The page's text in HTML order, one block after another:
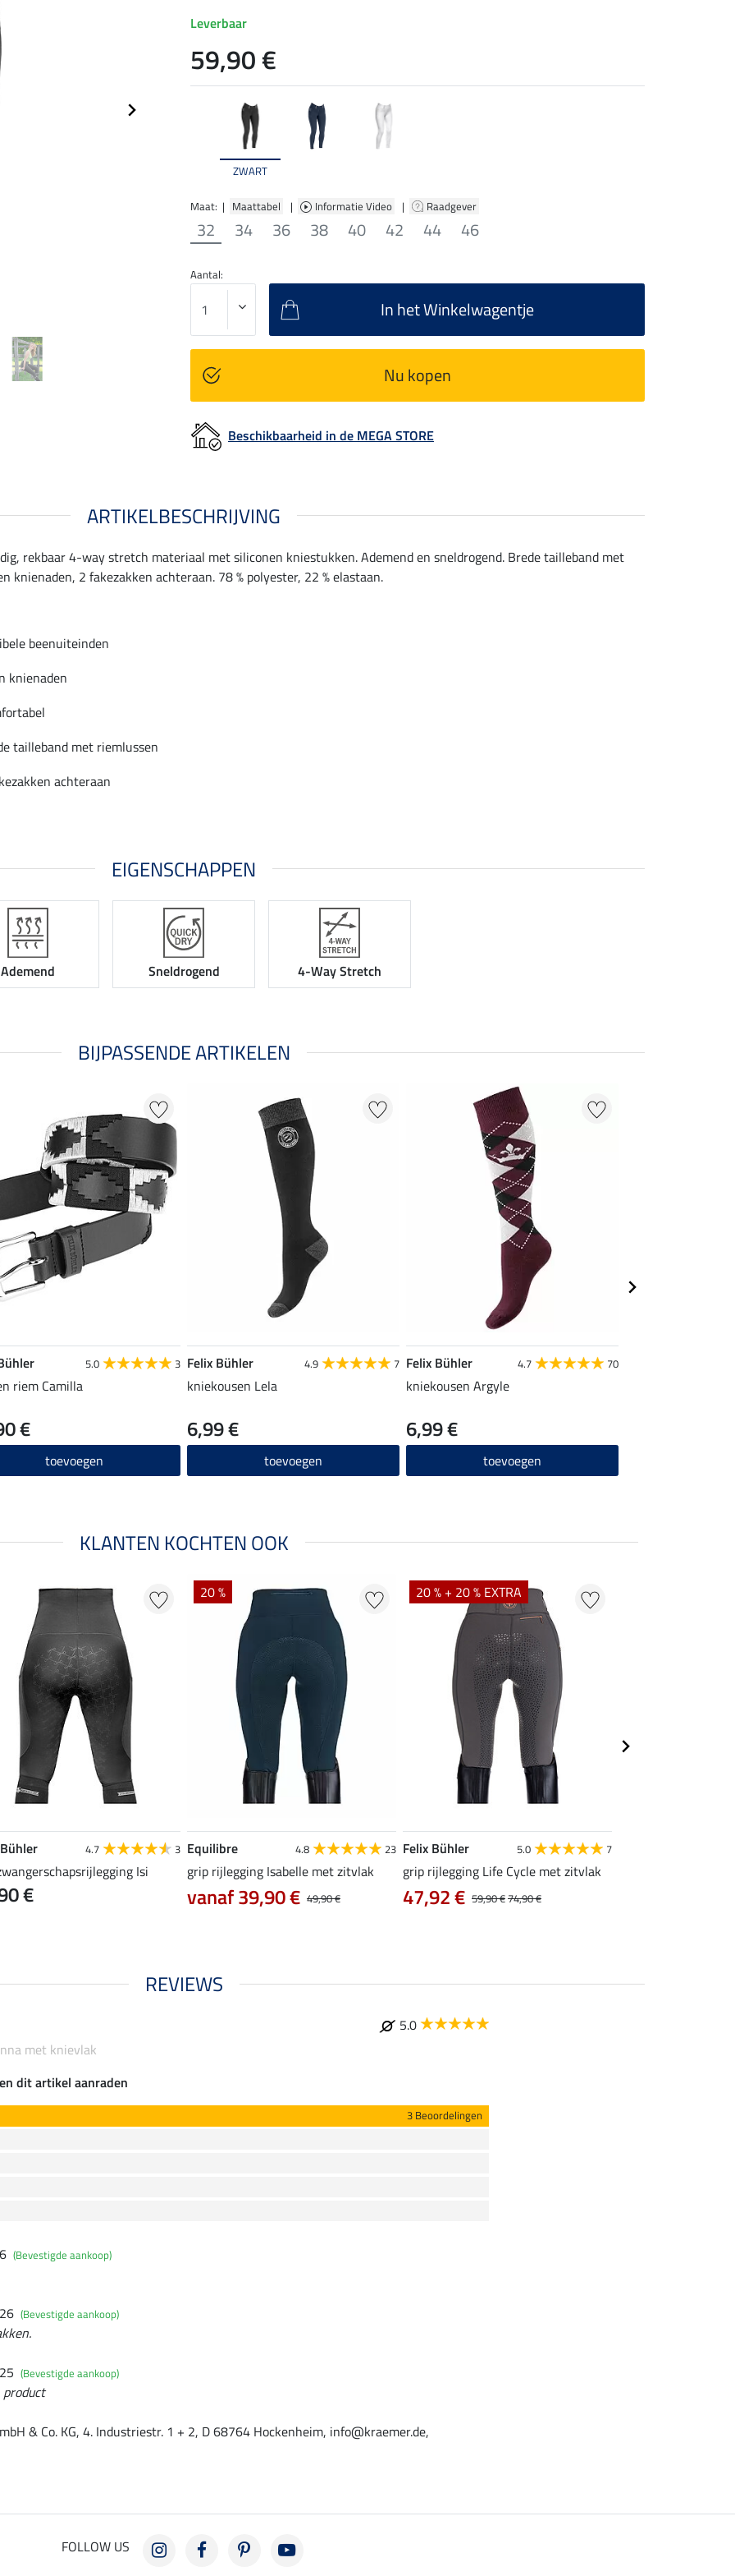
ZWART
Maat: | Maattabel | Informatie Video | Raadgever
32 34 36 38 40 42 44 46
Leverbaar
59,90 €
Aantal:
In het Winkelwagentje
Nu kopen
Beschikbaarheid in de MEGA STORE
ARTIKELBESCHRIJVING
rekbaar 4-way stretch materiaal met siliconen kniestukken. Ademend en sneldrogend. Brede tailleband met
2 fakezakken achteraan. 78 % polyester, 22 % elastaan.
beenuiteinden
knienaden
tailleband met riemlussen
achteraan
EIGENSCHAPPEN
Ademend Sneldrogend 4-Way Stretch
BIJPASSENDE ARTIKELEN
5.0 3
riem Camilla
€
toevoegen
Felix Bühler 4.9 7
kniekousen Lela
6,99 €
toevoegen
Felix Bühler 4.7 70
kniekousen Argyle
6,99 €
toevoegen
KLANTEN KOCHTEN OOK
4.7 3
Isi
€
20 %
Equilibre 4.8 23
grip rijlegging Isabelle met zitvlak
49,90 €
vanaf 39,90 €
20 % + 20 % EXTRA
Felix Bühler 5.0 7
grip rijlegging Life Cycle met zitvlak
59,90 €74,90 €
47,92 €
REVIEWS
5.0
met knievlak
dit artikel aanraden
3 Beoordelingen
(Bevestigde aankoop)
(Bevestigde aankoop)
(Bevestigde aankoop)
& Co. KG, 4. Industriestr. 1 + 2, D 68764 Hockenheim, info@kraemer.de,
FOLLOW US